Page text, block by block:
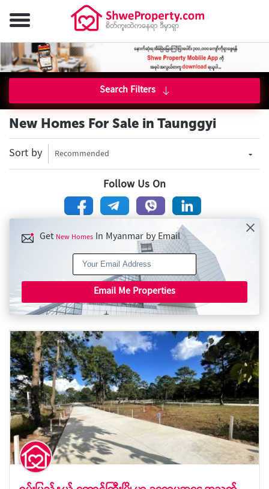
Search Filters
New Homes For Sale in Taunggyi
Sort by Recommended
Follow Us On
Get New Homes In Myanmar by Email
Email Me Properties